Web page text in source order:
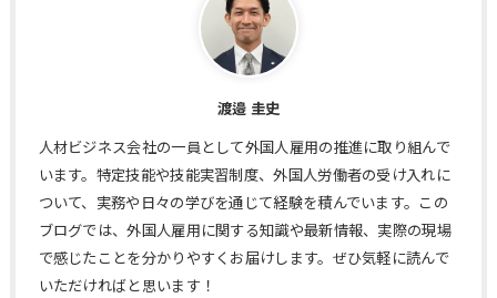
渡邉 圭史
人材ビジネス会社の一員として外国人雇用の推進に取り組んで
います。特定技能や技能実習制度、外国人労働者の受け入れに
ついて、実務や日々の学びを通じて経験を積んでいます。この
ブログでは、外国人雇用に関する知識や最新情報、実際の現場
で感じたことを分かりやすくお届けします。ぜひ気軽に読んで
いただければと思います！